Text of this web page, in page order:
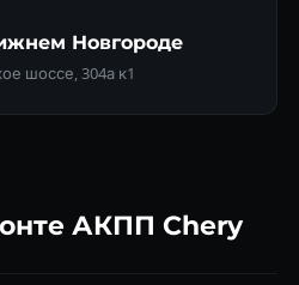
Новгороде
шоссе, 304а к1
АКПП Chery